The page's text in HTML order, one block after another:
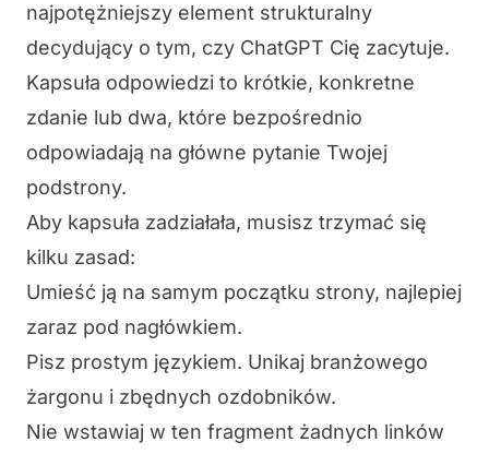
najpotężniejszy element strukturalny
decydujący o tym, czy ChatGPT Cię zacytuje.
Kapsuła odpowiedzi to krótkie, konkretne
zdanie lub dwa, które bezpośrednio
odpowiadają na główne pytanie Twojej
podstrony.
Aby kapsuła zadziałała, musisz trzymać się
kilku zasad:
Umieść ją na samym początku strony, najlepiej
zaraz pod nagłówkiem.
Pisz prostym językiem. Unikaj branżowego
żargonu i zbędnych ozdobników.
Nie wstawiaj w ten fragment żadnych linków